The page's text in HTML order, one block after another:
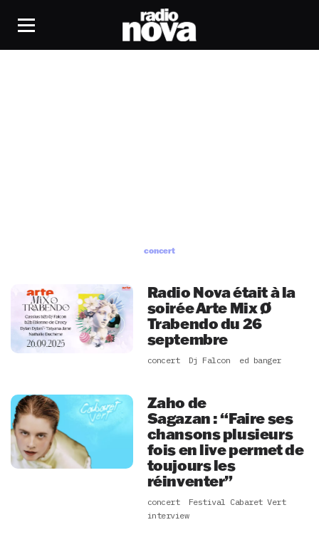
concert
Radio Nova était à la
soirée Arte Mix Ø
Trabendo du 26
septembre
concert Dj Falcon ed banger
Zaho de
Sagazan : “Faire ses
chansons plusieurs
fois en live permet de
toujours les
réinventer”
concert
Festival Cabaret Vert
interview